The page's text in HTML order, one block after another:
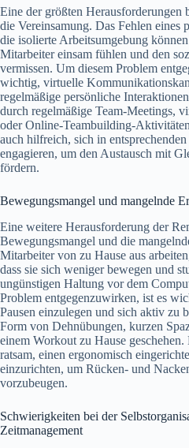
Eine der größten Herausforderungen
die Vereinsamung. Das Fehlen eines
die isolierte Arbeitsumgebung
Mitarbeiter einsam fühlen und den
vermissen. Um diesem Problem
wichtig, virtuelle
regelmäßige persönliche
durch regelmäßige Team-Meetings,
oder Online-Teambuilding-
auch hilfreich, sich in
engagieren, um den Austausch mit
fördern.
Bewegungsmangel und mangelnde
Eine weitere Herausforderung der
Bewegungsmangel und die
Mitarbeiter von zu Hause aus
dass sie sich weniger bewegen und
ungünstigen Haltung vor dem
Problem entgegenzuwirken, ist es
Pausen einzulegen und sich aktiv zu
Form von Dehnübungen, kurzen
einem Workout zu Hause geschehen.
ratsam, einen ergonomisch
einzurichten, um Rücken- und
vorzubeugen.
Schwierigkeiten bei der
Zeitmanagement